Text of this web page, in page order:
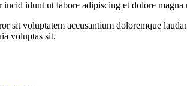
idunt ut labore adipiscing et dolore magna
sit voluptatem accusantium doloremque
voluptas sit.